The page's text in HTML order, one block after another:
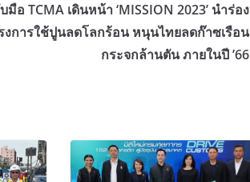
มือ TCMA เดินหน้า ‘MISSION 2023’ นำร่อง
งการใช้ปูนลดโลกร้อน หนุนไทยลดก๊าซเรือน
กระจกล้านตัน ภายในปี ’66